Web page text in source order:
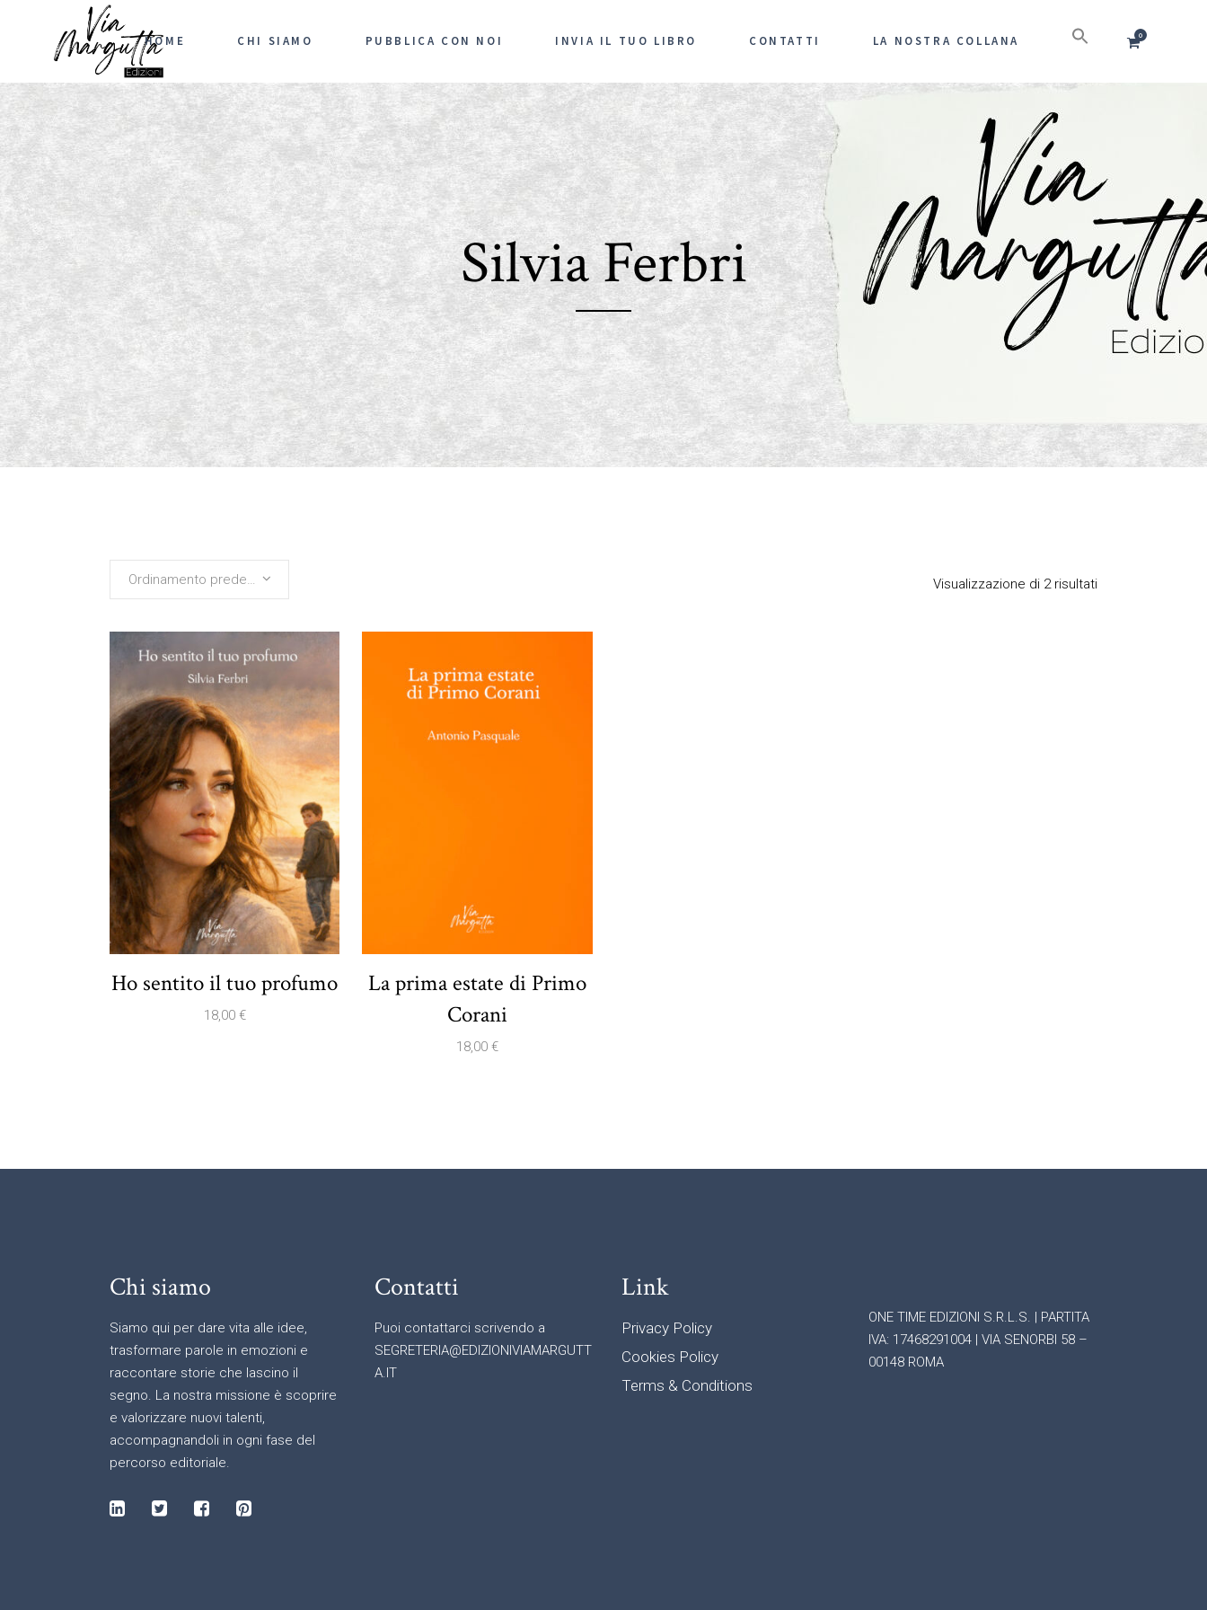
0
HOME CHI SIAMO PUBBLICA CON NOI INVIA IL TUO LIBRO CONTATTI LA NOSTRA COLLANA
Silvia Ferbri
Visualizzazione di 2 risultati
Ordinamento predefinito
Ho sentito il tuo profumo
18,00 €
La prima estate di Primo
Corani
18,00 €
Chi siamo
Siamo qui per dare vita alle idee,
trasformare parole in emozioni e
raccontare storie che lascino il
segno. La nostra missione è scoprire
e valorizzare nuovi talenti,
accompagnandoli in ogni fase del
percorso editoriale.
Contatti
Puoi contattarci scrivendo a
SEGRETERIA@EDIZIONIVIAMARGUTT
A.IT
Link
Privacy Policy
Cookies Policy
Terms & Conditions
ONE TIME EDIZIONI S.R.L.S. | PARTITA
IVA: 17468291004 | VIA SENORBI 58 –
00148 ROMA